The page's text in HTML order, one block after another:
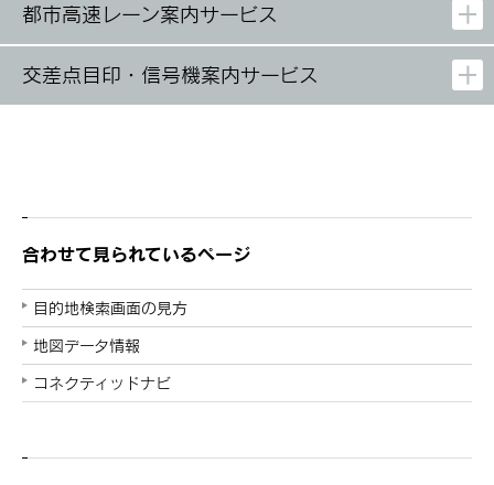
都市高速レーン案内サービス
交差点目印・信号機案内サービス
合わせて見られているページ
目的地検索画面の見方
地図データ情報
コネクティッドナビ